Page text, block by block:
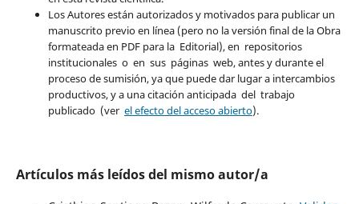
Los Autores están autorizados y motivados para publicar un
manuscrito previo en línea (pero no la versión final de la Obra
formateada en PDF para la Editorial), en repositorios
institucionales o en sus páginas web, antes y durante el
proceso de sumisión, ya que puede dar lugar a intercambios
productivos, y a una citación anticipada del trabajo
publicado (ver el efecto del acceso abierto).
Artículos más leídos del mismo autor/a